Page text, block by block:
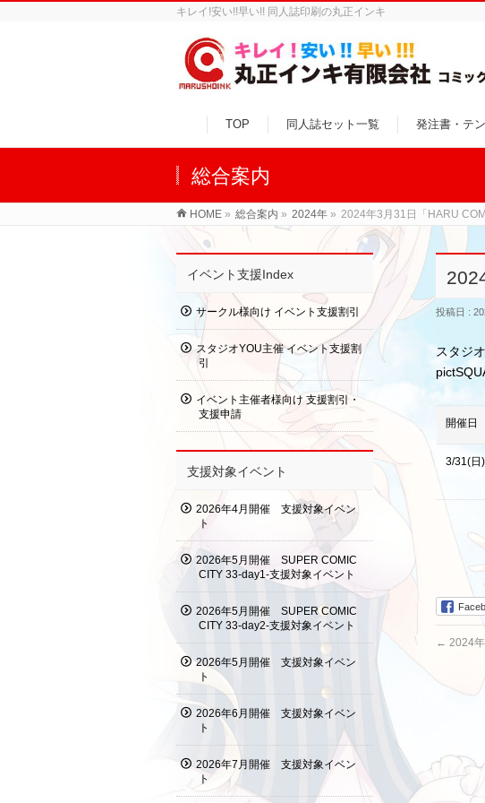
キレイ!安い!!早い!! 同人誌印刷の丸正インキ
TOP 同人誌セット一覧 発注書・テ
総合案内
HOME » 総合案内 » 2024年 » 2024年3月31日「HARU
投稿日 :
スタジ
開催日
3/31(日)
← 2024
イベント支援Index
サークル様向け イベント支援割引
スタジオYOU主催 イベント支援割
引
イベント主催者様向け 支援割引・
支援申請
支援対象イベント
2026年4月開催 支援対象イベン
ト
2026年5月開催 SUPER COMIC
CITY 33-day1-支援対象イベント
2026年5月開催 SUPER COMIC
CITY 33-day2-支援対象イベント
2026年5月開催 支援対象イベン
ト
2026年6月開催 支援対象イベン
ト
2026年7月開催 支援対象イベン
ト